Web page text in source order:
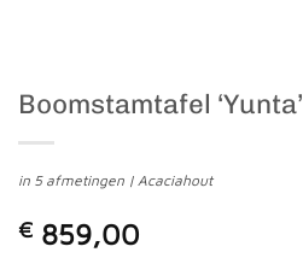
Boomstamtafel ‘Yunta’
in 5 afmetingen | Acaciahout
€ 859,00